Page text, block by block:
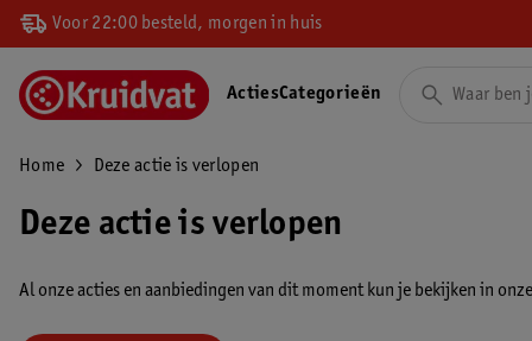
Voor 22:00 besteld, morgen in huis
ActiesCategorieën
Home Deze actie is verlopen
Deze actie is verlopen
Al onze acties en aanbiedingen van dit moment kun je bekijken in